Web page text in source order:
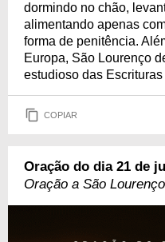
dormindo no chão,
alimentando apenas
forma de penitência.
Europa, São Lourenço
estudioso das
COPIAR
Oração do dia 21 de
Oração a São